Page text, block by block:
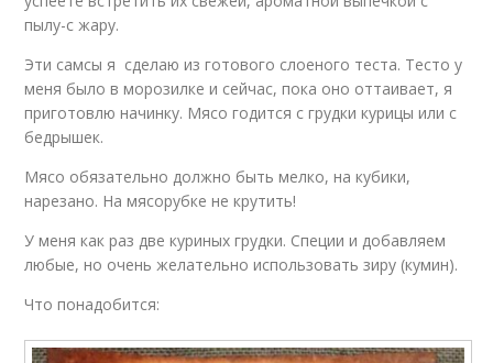
пылу-с жару.
Эти самсы я сделаю из готового слоеного теста. Тесто у
меня было в морозилке и сейчас, пока оно оттаивает, я
приготовлю начинку. Мясо годится с грудки курицы или с
бедрышек.
Мясо обязательно должно быть мелко, на кубики,
нарезано. На мясорубке не крутить!
У меня как раз две куриных грудки. Специи и добавляем
любые, но очень желательно использовать зиру (кумин).
Что понадобится: